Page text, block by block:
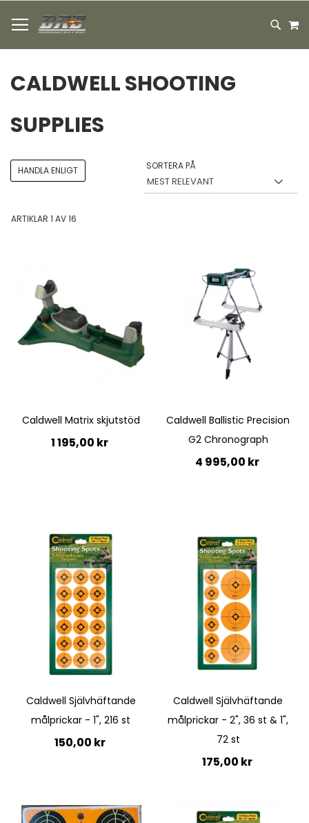
TILL
INNEHÅLLET
CALDWELL SHOOTING
SUPPLIES
ARTIKLAR 1 AV16
SORTERA PÅ
Caldwell Matrix skjutstöd
1 195,00 kr
Quickview
Caldwell Ballistic Precision
G2 Chronograph
4 995,00 kr
Quickview
Caldwell Självhäftande
målprickar - 1", 216 st
150,00 kr
Caldwell Självhäftande
målprickar - 2", 36 st & 1",
72 st
175,00 kr
HANDLA ENLIGT